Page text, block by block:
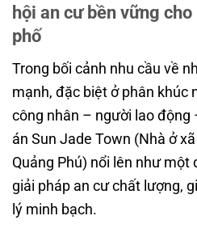
hội an cư bền vững
phố
Trong bối cảnh nhu cầu về
mạnh, đặc biệt ở phân khúc
công nhân – người lao động
án Sun Jade Town (Nhà ở
Quảng Phú) nổi lên như
giải pháp an cư chất lượng,
lý minh bạch.